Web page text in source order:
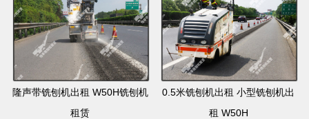
隆声带铣刨机出租 W50H铣刨机
租赁
0.5米铣刨机出租 小型铣刨机出
租 W50H